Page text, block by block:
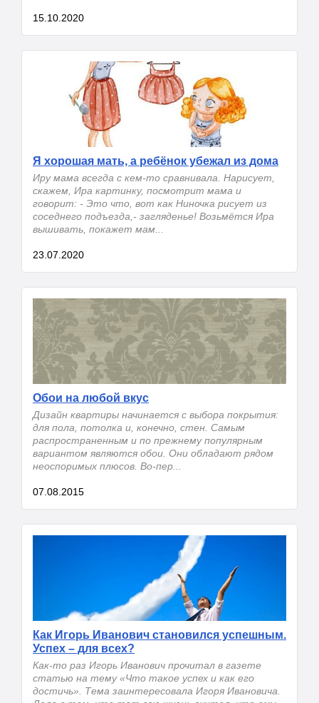
15.10.2020
Я хорошая мать, а ребёнок убежал из дома
Иру мама всегда с кем-то сравнивала. Нарисует,
скажем, Ира картинку, посмотрит мама и
говорит: - Это что, вот как Ниночка рисует из
соседнего подъезда,- загляденье! Возьмётся Ира
вышивать, покажет мам...
23.07.2020
Обои на любой вкус
Дизайн квартиры начинается с выбора покрытия:
для пола, потолка и, конечно, стен. Самым
распространенным и по прежнему популярным
вариантом являются обои. Они обладают рядом
неоспоримых плюсов. Во-пер...
07.08.2015
Как Игорь Иванович становился успешным.
Успех – для всех?
Как-то раз Игорь Иванович прочитал в газете
статью на тему «Что такое успех и как его
достичь». Тема заинтересовала Игоря Ивановича.